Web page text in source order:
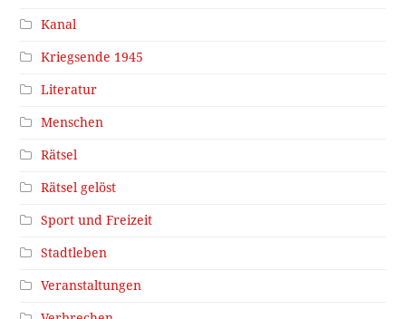
Kanal
Kriegsende 1945
Literatur
Menschen
Rätsel
Rätsel gelöst
Sport und Freizeit
Stadtleben
Veranstaltungen